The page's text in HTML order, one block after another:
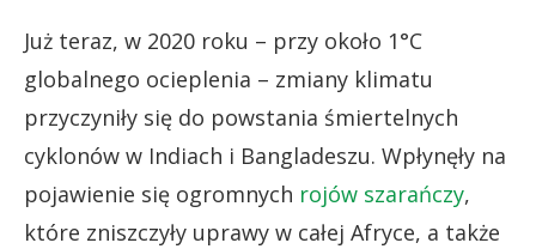
Już teraz, w 2020 roku – przy około 1°C
globalnego ocieplenia – zmiany klimatu
przyczyniły się do powstania śmiertelnych
cyklonów w Indiach i Bangladeszu. Wpłynęły na
pojawienie się ogromnych rojów szarańczy,
które zniszczyły uprawy w całej Afryce, a także